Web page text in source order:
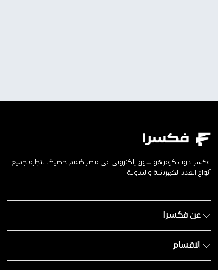
فكسرا دوت كوم هو سوق إلكتروني في مصر صُمم خصيصًا لتجارة جميع
أنواع العدد الكهربائية واليدوية
عن فكسرا
الاقسام